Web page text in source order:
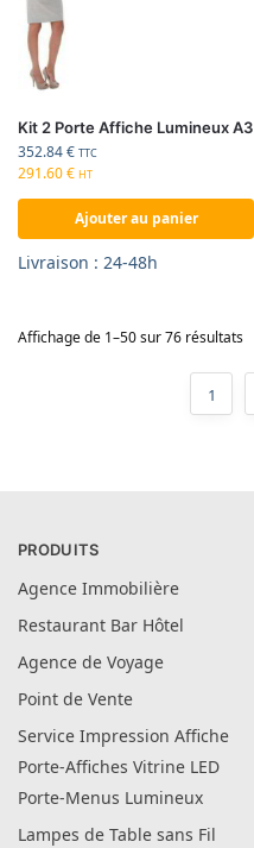
Kit 2 Porte Affiche Lumineux A3
352.84€ TTC
291.60€ HT
Ajouter au panier
Livraison : 24-48h
Affichage de 1–50 sur 76 résultats
1
PRODUITS
Agence Immobilière
Restaurant Bar Hôtel
Agence de Voyage
Point de Vente
Service Impression Affiche
Porte-Affiches Vitrine LED
Porte-Menus Lumineux
Lampes de Table sans Fil